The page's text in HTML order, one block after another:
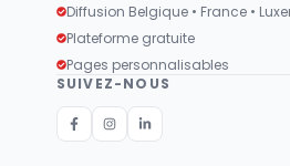
Diffusion Belgique • France •
Plateforme gratuite
Pages personnalisables
SUIVEZ-NOUS